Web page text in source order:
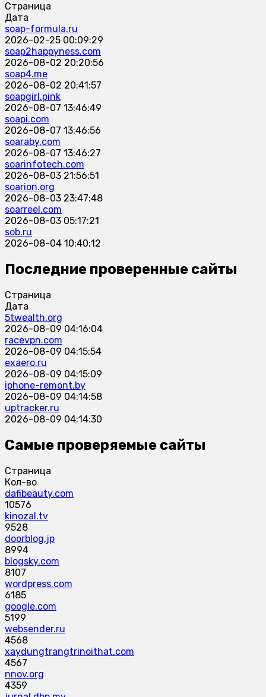
Страница
Дата
soap-formula.ru
2026-02-25 00:09:29
soap2happyness.com
2026-08-02 20:20:56
soap4.me
2026-08-02 20:41:57
soapgirl.pink
2026-08-07 13:46:49
soapi.com
2026-08-07 13:46:56
soaraby.com
2026-08-07 13:46:27
soarinfotech.com
2026-08-03 21:56:51
soarion.org
2026-08-03 23:47:48
soarreel.com
2026-08-03 05:17:21
sob.ru
2026-08-04 10:40:12
Последние проверенные сайты
Страница
Дата
5twealth.org
2026-08-09 04:16:04
racevpn.com
2026-08-09 04:15:54
exaero.ru
2026-08-09 04:15:09
iphone-remont.by
2026-08-09 04:14:58
uptracker.ru
2026-08-09 04:14:30
Самые проверяемые сайты
Страница
Кол-во
dafibeauty.com
10576
kinozal.tv
9528
doorblog.jp
8994
blogsky.com
8107
wordpress.com
6185
google.com
5199
websender.ru
4568
xaydungtrangtrinoithat.com
4567
nnov.org
4359